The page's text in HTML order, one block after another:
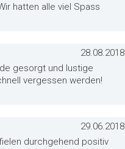
hatten alle viel Spass
28.08.2018
gesorgt und lustige
vergessen werden!
29.06.2018
durchgehend positiv